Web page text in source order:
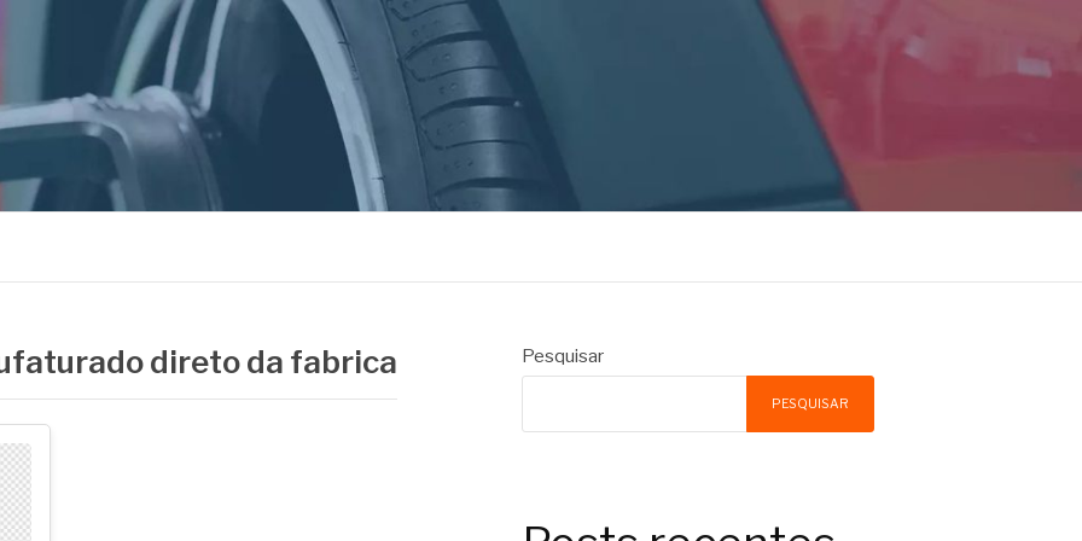
direto da fabrica Pesquisar
PESQUISAR